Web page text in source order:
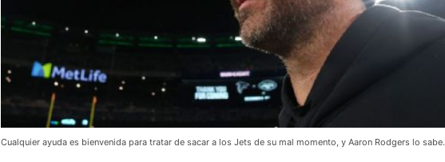
Cualquier ayuda es bienvenida para tratar de sacar a los Jets de su mal momento, y Aaron Rodgers lo sabe.